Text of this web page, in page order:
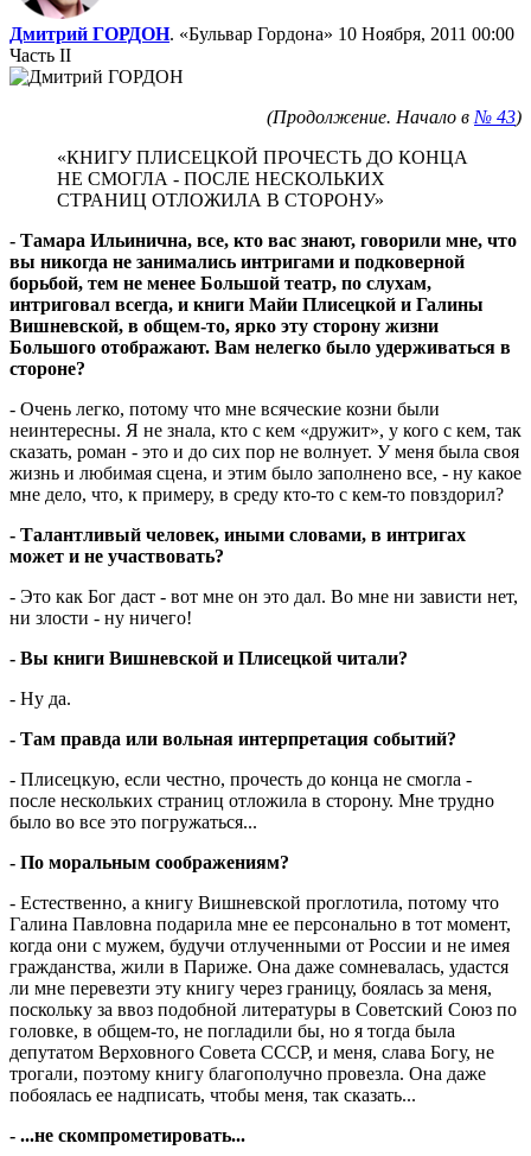
Дмитрий ГОРДОН. «Бульвар Гордона» 10 Ноября, 2011 00:00
Часть II
(Продолжение. Начало в № 43)
«КНИГУ ПЛИСЕЦКОЙ ПРОЧЕСТЬ ДО КОНЦА
НЕ СМОГЛА - ПОСЛЕ НЕСКОЛЬКИХ
СТРАНИЦ ОТЛОЖИЛА В СТОРОНУ»
- Тамара Ильинична, все, кто вас знают, говорили мне, что
вы никогда не занимались интригами и подковерной
борьбой, тем не менее Большой театр, по слухам,
интриговал всегда, и книги Майи Плисецкой и Галины
Вишневской, в общем-то, ярко эту сторону жизни
Большого отображают. Вам нелегко было удерживаться в
стороне?
- Очень легко, потому что мне всяческие козни были
неинтересны. Я не знала, кто с кем «дружит», у кого с кем, так
сказать, роман - это и до сих пор не волнует. У меня была своя
жизнь и любимая сцена, и этим было заполнено все, - ну какое
мне дело, что, к примеру, в среду кто-то с кем-то повздорил?
- Талантливый человек, иными словами, в интригах
может и не участвовать?
- Это как Бог даст - вот мне он это дал. Во мне ни зависти нет,
ни злости - ну ничего!
- Вы книги Вишневской и Плисецкой читали?
- Ну да.
- Там правда или вольная интерпретация событий?
- Плисецкую, если честно, прочесть до конца не смогла -
после нескольких страниц отложила в сторону. Мне трудно
было во все это погружаться...
- По моральным соображениям?
- Естественно, а книгу Вишневской проглотила, потому что
Галина Павловна подарила мне ее персонально в тот момент,
когда они с мужем, будучи отлученными от России и не имея
гражданства, жили в Париже. Она даже сомневалась, удастся
ли мне перевезти эту книгу через границу, боялась за меня,
поскольку за ввоз подобной литературы в Советский Союз по
головке, в общем-то, не погладили бы, но я тогда была
депутатом Верховного Совета СССР, и меня, слава Богу, не
трогали, поэтому книгу благополучно провезла. Она даже
побоялась ее надписать, чтобы меня, так сказать...
- ...не скомпрометировать...